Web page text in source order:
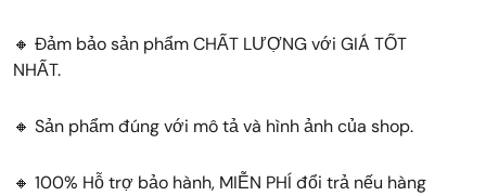
🔸 Đảm bảo sản phẩm CHẤT LƯỢNG với GIÁ TỐT
NHẤT.
🔸 Sản phẩm đúng với mô tả và hình ảnh của shop.
🔸 100% Hỗ trợ bảo hành, MIỄN PHÍ đổi trả nếu hàng